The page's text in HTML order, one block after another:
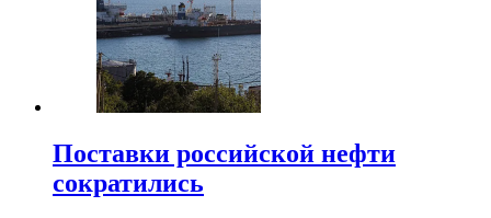
Поставки российской нефти
сократились